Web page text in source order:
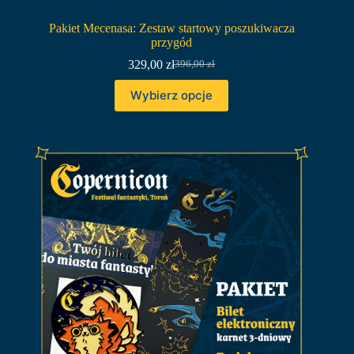
Pakiet Mecenasa: Zestaw startowy poszukiwacza
przygód
396,00zł
Pierwotna
cena
wynosiła:
396,00 zł.
329,00złAktualna
cena
wynosi:
329,00 zł.
Wybierz opcje